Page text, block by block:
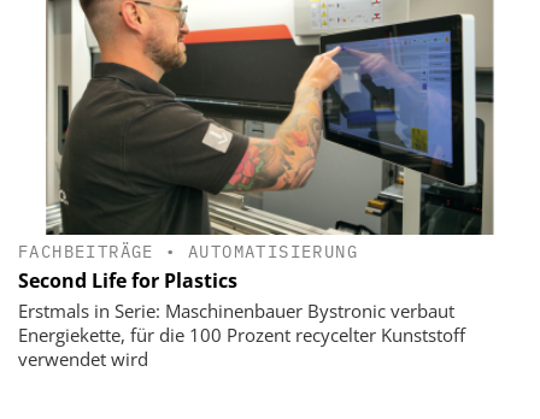
FACHBEITRÄGE • AUTOMATISIERUNG
Second Life for Plastics
Erstmals in Serie: Maschinenbauer Bystronic verbaut
Energiekette, für die 100 Prozent recycelter Kunststoff
verwendet wird